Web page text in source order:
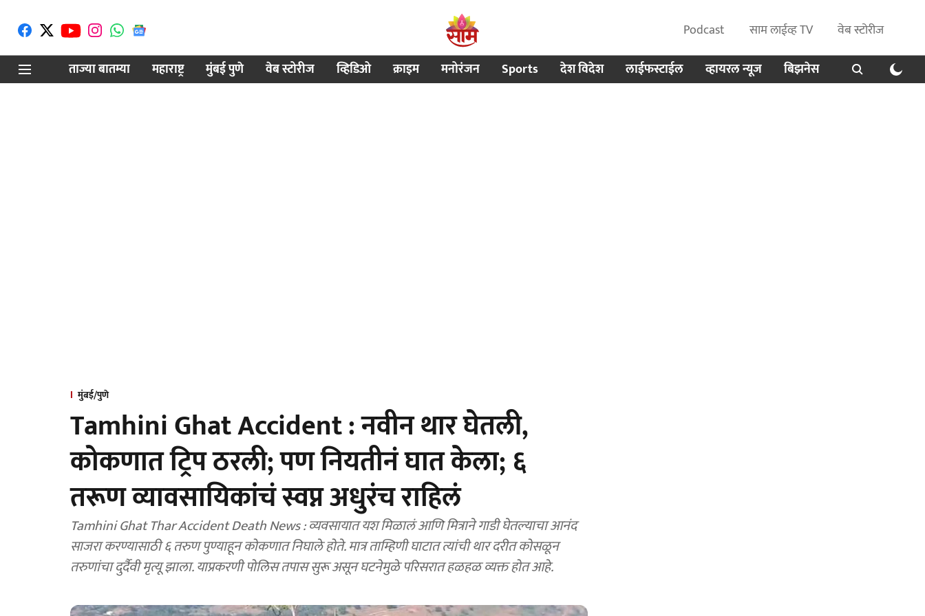
Podcast साम लाईव्ह TV
वेब स्टोरीज
ताज्या बातम्या
महाराष्ट्र मुंबई पुणे वेब स्टोरीज व्हिडिओ क्राइम मनोरंजन Sports देश विदेश लाईफस्टाईल व्हायरल न्यूज बिझनेस
मुंबई/पुणे
Tamhini Ghat Accident : नवीन थार घेतली,
कोकणात ट्रिप ठरली; पण नियतीनं घात केला; ६
तरूण व्यावसायिकांचं स्वप्न अधुरंच राहिलं
Tamhini Ghat Thar Accident Death News : व्यवसायात यश मिळालं आणि मित्राने गाडी घेतल्याचा आनंद
साजरा करण्यासाठी ६ तरुण पुण्याहून कोकणात निघाले होते. मात्र ताम्हिणी घाटात त्यांची थार दरीत कोसळून
तरुणांचा दुर्दैवी मृत्यू झाला. याप्रकरणी पोलिस तपास सुरू असून घटनेमुळे परिसरात हळहळ व्यक्त होत आहे.